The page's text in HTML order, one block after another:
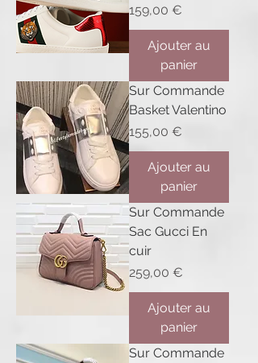
Prix
159,00 €
Ajouter au
panier
Sur Commande
Basket Valentino
Prix
155,00 €
Ajouter au
panier
Sur Commande
Sac Gucci En
cuir
Prix
259,00 €
Ajouter au
panier
Sur Commande